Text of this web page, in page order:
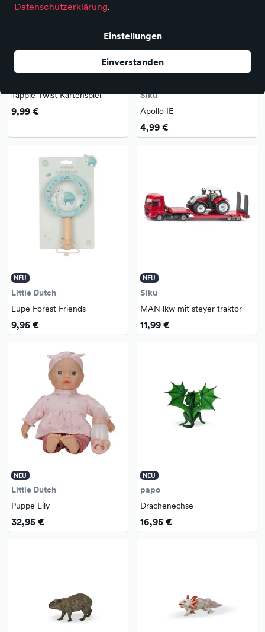
Datenschutzerklärung.
Einstellungen
Einverstanden
Tapple Twist Kartenspiel
9,99 €
Siku
Apollo IE
4,99 €
NEU
Little Dutch
Lupe Forest Friends
9,95 €
NEU
Siku
MAN lkw mit steyer traktor
11,99 €
NEU
Little Dutch
Puppe Lily
32,95 €
NEU
papo
Drachenechse
16,95 €